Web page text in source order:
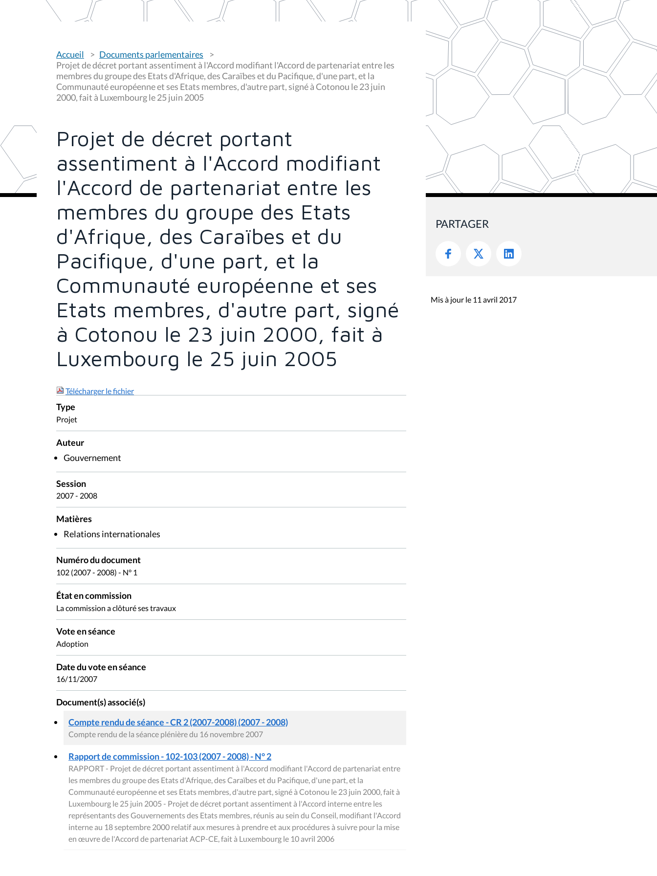
o
u
s
ê
t
e
s
:
Accueil
Documents parlementaires
Projet de décret portant assentiment à l'Accord modifiant l'Accord de partenariat entre les
membres du groupe des Etats d'Afrique, des Caraïbes et du Pacifique, d'une part, et la
Communauté européenne et ses Etats membres, d'autre part, signé à Cotonou le 23 juin
2000, fait à Luxembourg le 25 juin 2005
Projet de décret portant
assentiment à l'Accord modifiant
l'Accord de partenariat entre les
membres du groupe des Etats
d'Afrique, des Caraïbes et du
Pacifique, d'une part, et la
Communauté européenne et ses
Etats membres, d'autre part, signé
à Cotonou le 23 juin 2000, fait à
Luxembourg le 25 juin 2005
Télécharger le fichier
Type
Projet
Auteur
Gouvernement
Session
2007 - 2008
Matières
Relations internationales
Numéro du document
102 (2007 - 2008) - N° 1
État en commission
La commission a clôturé ses travaux
Vote en séance
Adoption
Date du vote en séance
16/11/2007
Document(s) associé(s)
Compte rendu de séance - CR 2 (2007-2008) (2007 - 2008)
Compte rendu de la séance plénière du 16 novembre 2007
Rapport de commission - 102-103 (2007 - 2008) - N° 2
RAPPORT - Projet de décret portant assentiment à l'Accord modifiant l'Accord de partenariat entre
les membres du groupe des Etats d'Afrique, des Caraïbes et du Pacifique, d'une part, et la
Communauté européenne et ses Etats membres, d'autre part, signé à Cotonou le 23 juin 2000, fait à
Luxembourg le 25 juin 2005 - Projet de décret portant assentiment à l'Accord interne entre les
représentants des Gouvernements des Etats membres, réunis au sein du Conseil, modifiant l'Accord
interne au 18 septembre 2000 relatif aux mesures à prendre et aux procédures à suivre pour la mise
en œuvre de l'Accord de partenariat ACP-CE, fait à Luxembourg le 10 avril 2006
PARTAGER
Mis à jour le 11 avril 2017